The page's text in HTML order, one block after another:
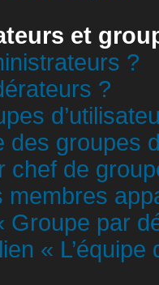
et
?
?
des groupes
chef de
membres
Groupe par
«